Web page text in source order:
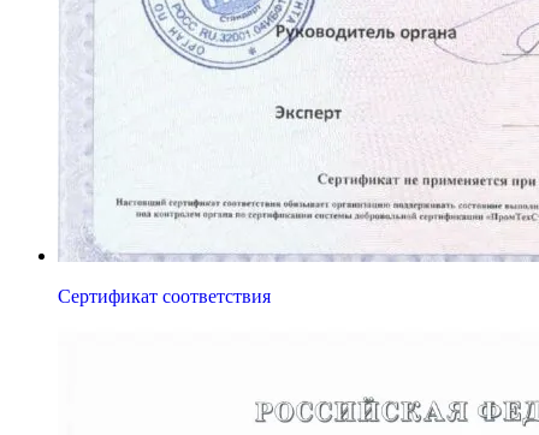
Сертификат соответствия